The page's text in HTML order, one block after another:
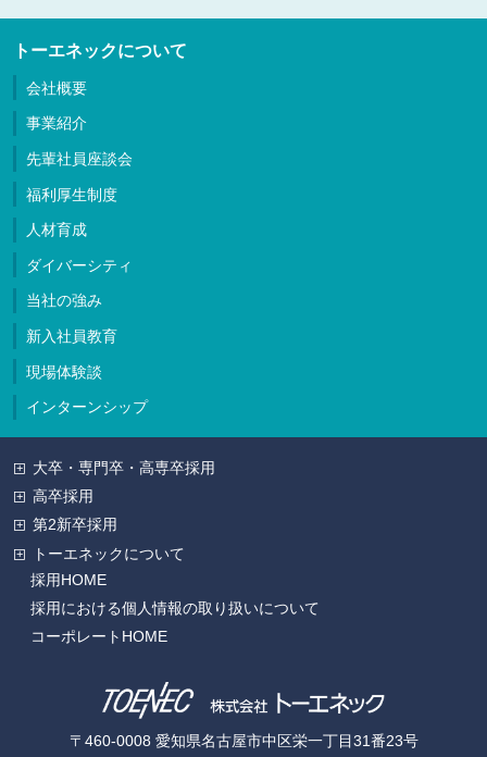
トーエネックについて
会社概要
事業紹介
先輩社員座談会
福利厚生制度
人材育成
ダイバーシティ
当社の強み
新入社員教育
現場体験談
インターンシップ
大卒・専門卒・高専卒採用
技術系
事務系
高卒採用
技術系
事務系
第2新卒採用
技術系
トーエネックについて
採用HOME
採用における個人情報の取り扱いについて
コーポレートHOME
〒460-0008 愛知県名古屋市中区栄一丁目31番23号